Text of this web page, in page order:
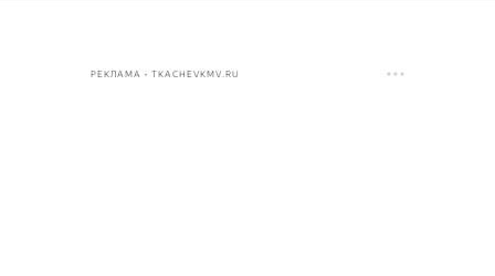
РЕКЛАМА • TKACHEVKMV.RU